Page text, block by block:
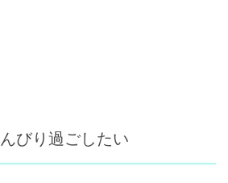
びり過ごしたい